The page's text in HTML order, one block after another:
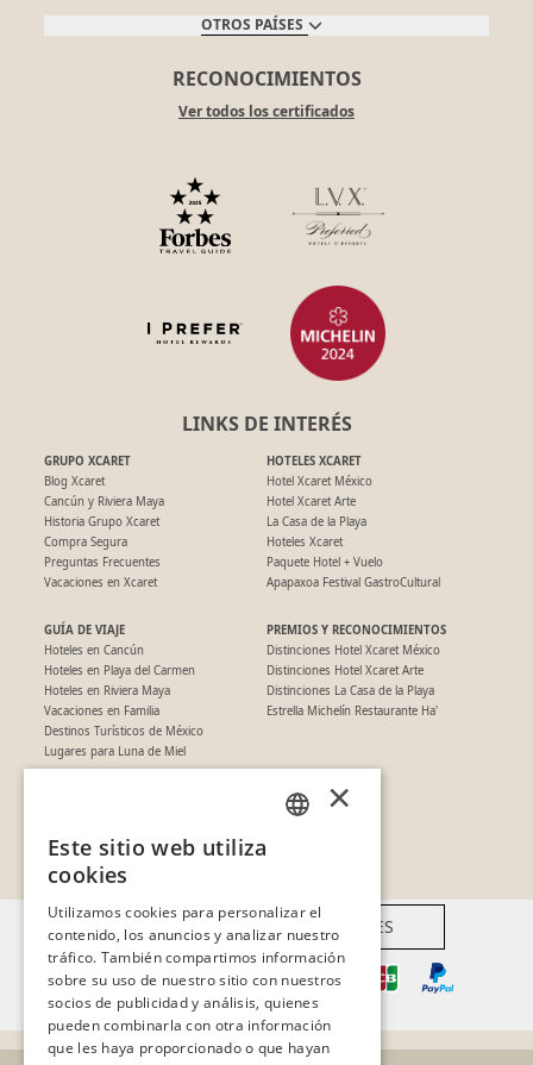
OTROS PAÍSES
RECONOCIMIENTOS
Ver todos los certificados
LINKS DE INTERÉS
GRUPO XCARET
Blog Xcaret
Cancún y Riviera Maya
Historia Grupo Xcaret
Compra Segura
Preguntas Frecuentes
Vacaciones en Xcaret
HOTELES XCARET
Hotel Xcaret México
Hotel Xcaret Arte
La Casa de la Playa
Hoteles Xcaret
Paquete Hotel + Vuelo
Apapaxoa Festival GastroCultural
GUÍA DE VIAJE
Hoteles en Cancún
Hoteles en Playa del Carmen
Hoteles en Riviera Maya
Vacaciones en Familia
Destinos Turísticos de México
Lugares para Luna de Miel
PREMIOS Y RECONOCIMIENTOS
Distinciones Hotel Xcaret México
Distinciones Hotel Xcaret Arte
Distinciones La Casa de la Playa
Estrella Michelín Restaurante Ha'
SÍGUENOS EN REDES
FORMAS DE PAGO DISPONIBLES
EN
×
Este sitio web utiliza
cookies
Utilizamos cookies para personalizar el
contenido, los anuncios y analizar nuestro
tráfico. También compartimos información
sobre su uso de nuestro sitio con nuestros
socios de publicidad y análisis, quienes
pueden combinarla con otra información
que les haya proporcionado o que hayan